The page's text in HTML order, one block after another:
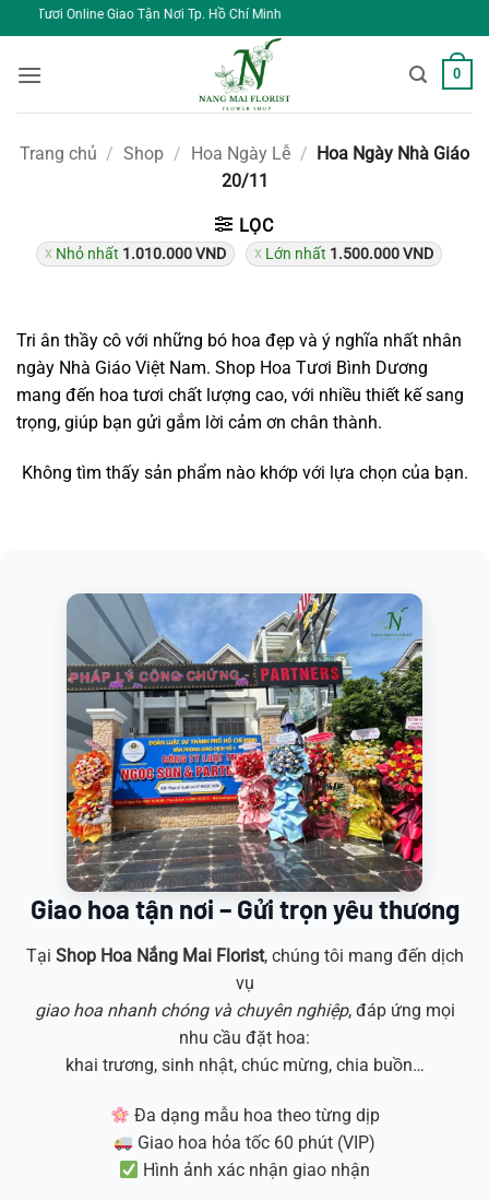
qua
nội
Tận Nơi Tp. Hồ Chí Minh
0
Trang chủ / Shop / Hoa Ngày Lễ / Hoa Ngày Nhà Giáo
20/11
LỌC
Nhỏ nhất 1.010.000VND Lớn nhất 1.500.000VND
Tri ân thầy cô với những bó hoa đẹp và ý nghĩa nhất nhân
ngày Nhà Giáo Việt Nam. Shop Hoa Tươi Bình Dương
mang đến hoa tươi chất lượng cao, với nhiều thiết kế sang
trọng, giúp bạn gửi gắm lời cảm ơn chân thành.
Không tìm thấy sản phẩm nào khớp với lựa chọn của bạn.
Giao hoa tận nơi – Gửi trọn yêu thương
Tại Shop Hoa Nắng Mai Florist, chúng tôi mang đến dịch
vụ
giao hoa nhanh chóng và chuyên nghiệp, đáp ứng mọi
nhu cầu đặt hoa:
khai trương, sinh nhật, chúc mừng, chia buồn…
Đa dạng mẫu hoa theo từng dịp
Giao hoa hỏa tốc 60 phút (VIP)
Hình ảnh xác nhận giao nhận